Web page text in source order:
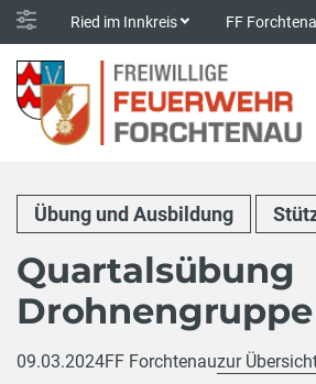
Ried im Innkreis FF
Übung und Ausbildung
Quartalsübung
Drohnengruppe
09.03.2024FF Forchtenauzur